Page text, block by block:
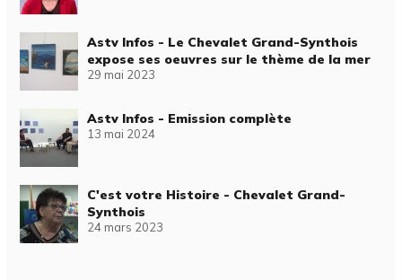
Astv Infos - Le Chevalet Grand-Synthois
expose ses oeuvres sur le thème de la mer
29 mai 2023
Astv Infos - Emission complète
13 mai 2024
C'est votre Histoire - Chevalet Grand-
Synthois
24 mars 2023